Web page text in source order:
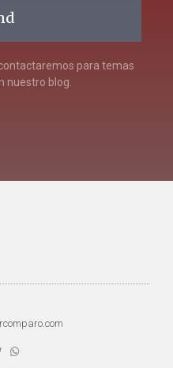
para temas
nuestro blog.